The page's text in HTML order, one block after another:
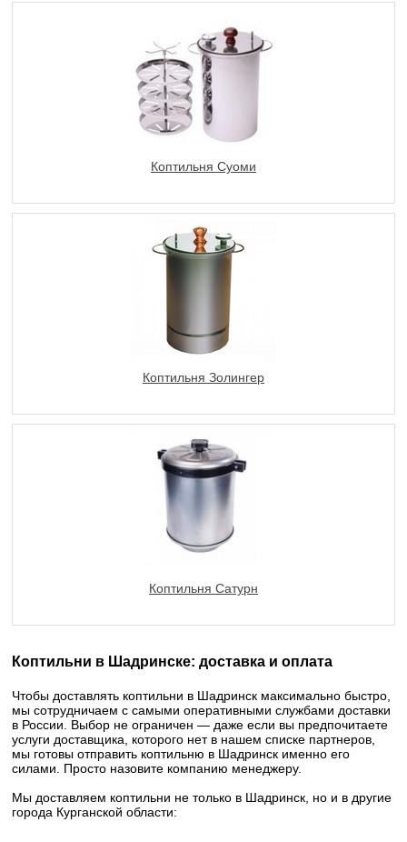
Коптильня Суоми
Коптильня Золингер
Коптильня Сатурн
Коптильни в Шадринске: доставка и оплата
Чтобы доставлять коптильни в Шадринск максимально быстро,
мы сотрудничаем с самыми оперативными службами доставки
в России. Выбор не ограничен — даже если вы предпочитаете
услуги доставщика, которого нет в нашем списке партнеров,
мы готовы отправить коптильню в Шадринск именно его
силами. Просто назовите компанию менеджеру.
Мы доставляем коптильни не только в Шадринск, но и в другие
города Курганской области: